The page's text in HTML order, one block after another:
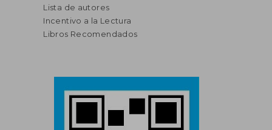
Lista de autores
Incentivo a la Lectura
Libros Recomendados